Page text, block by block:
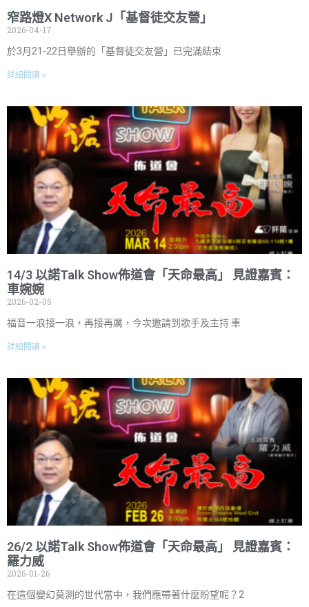
窄路燈X Network J「基督徒交友營」
2026-04-17
於3月21-22日舉辦的「基督徒交友營」已完滿結束
詳細閱讀 »
14/3 以諾Talk Show佈道會「天命最高」 見證嘉賓：
車婉婉
2026-02-05
福音一浪接一浪，再接再厲，今次邀請到歌手及主持 車
詳細閱讀 »
26/2 以諾Talk Show佈道會「天命最高」 見證嘉賓：
羅力威
2026-01-26
在這個變幻莫測的世代當中，我們應帶著什麼盼望呢？2